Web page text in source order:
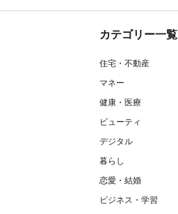
カテゴリー一覧
住宅・不動産
マネー
健康・医療
ビューティ
デジタル
暮らし
恋愛・結婚
ビジネス・学習